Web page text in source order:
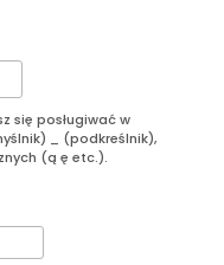
się posługiwać w
_ (podkreślnik),
(ą ę etc.).